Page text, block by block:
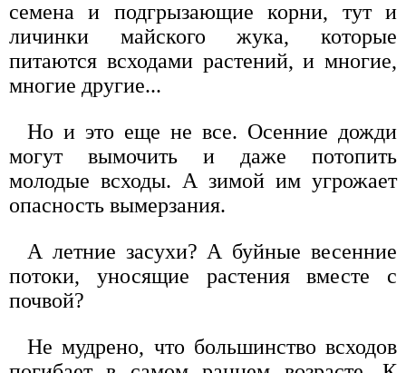
семена и подгрызающие корни, тут и
личинки майского жука, которые
питаются всходами растений, и многие,
многие другие...
Но и это еще не все. Осенние дожди
могут вымочить и даже потопить
молодые всходы. А зимой им угрожает
опасность вымерзания.
А летние засухи? А буйные весенние
потоки, уносящие растения вместе с
почвой?
Не мудрено, что большинство всходов